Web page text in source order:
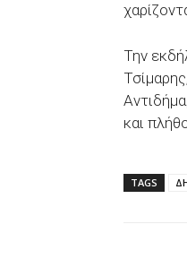
Την
και
TAGS